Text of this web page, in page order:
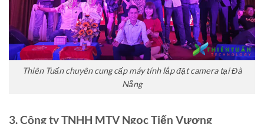
Thiên Tuấn chuyên cung cấp máy tính lắp đặt camera tại Đà
Nẵng
3. Công ty TNHH MTV Ngọc Tiến Vương